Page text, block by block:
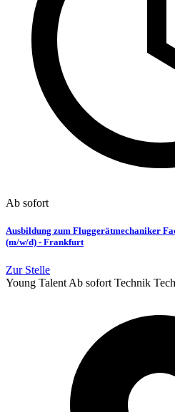
Ab sofort
Ausbildung zum Fluggerätmechaniker
(m/w/d) - Frankfurt
Zur Stelle
Young Talent Ab sofort Technik